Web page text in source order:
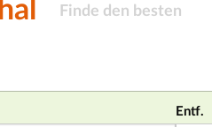
Finde den besten
Entf.